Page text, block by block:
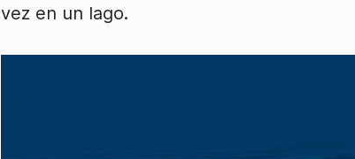
vez en un lago.